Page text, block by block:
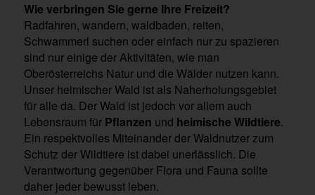
Wie verbringen Sie gerne Ihre Freizeit?
Radfahren, wandern, waldbaden, reiten,
Schwammerl suchen oder einfach nur zu spazieren
sind nur einige der Aktivitäten, wie man
Oberösterreichs Natur und die Wälder nutzen kann.
Unser heimischer Wald ist als Naherholungsgebiet
für alle da. Der Wald ist jedoch vor allem auch
Lebensraum für Pflanzen und heimische Wildtiere.
Ein respektvolles Miteinander der Waldnutzer zum
Schutz der Wildtiere ist dabei unerlässlich. Die
Verantwortung gegenüber Flora und Fauna sollte
daher jeder bewusst leben.